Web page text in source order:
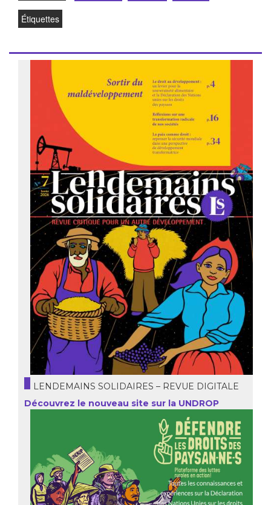
Étiquettes
LENDEMAINS SOLIDAIRES – REVUE DIGITALE
Découvrez le nouveau site sur la UNDROP